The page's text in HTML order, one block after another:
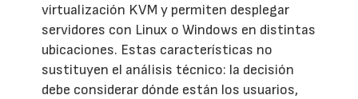
virtualización KVM y permiten desplegar
servidores con Linux o Windows en distintas
ubicaciones. Estas características no
sustituyen el análisis técnico: la decisión
debe considerar dónde están los usuarios,